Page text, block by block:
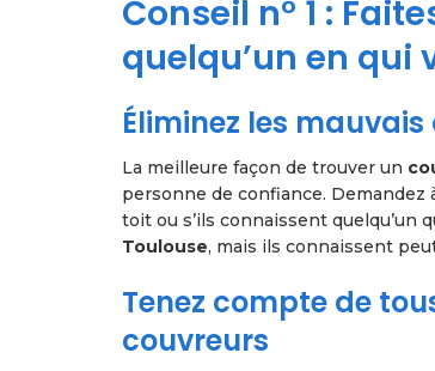
Conseil n° 1 :
quelqu’un en qui
Éliminez les
La meilleure façon de trouver un
personne de confiance. Demandez
toit ou s’ils connaissent quelqu’un
Toulouse, mais ils connaissent
Tenez compte de
couvreurs